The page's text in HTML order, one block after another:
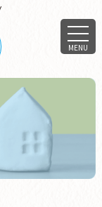
MENU